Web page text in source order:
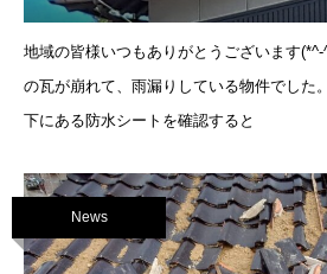
地域の皆様いつもありがとうございます
の瓦が崩れて、雨漏りしている物件でした
下にある防水シートを確認すると
News